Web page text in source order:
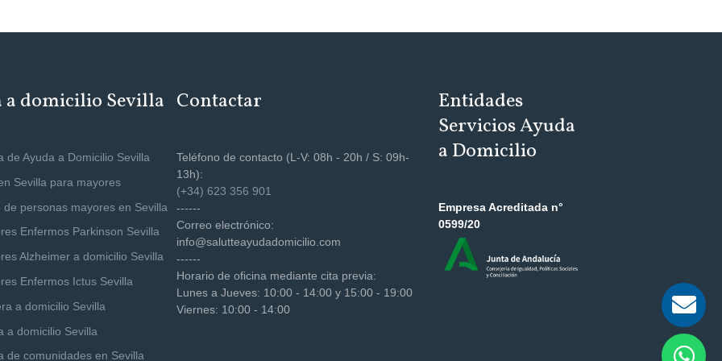
a domicilio Sevilla
de Ayuda a Domicilio Sevilla
Sevilla para mayores
de personas mayores en Sevilla
Enfermos Parkinson Sevilla
Alzheimer a domicilio Sevilla
Enfermos Ictus Sevilla
a domicilio Sevilla
a domicilio Sevilla
de comunidades en Sevilla
Contactar
Teléfono de contacto (L-V: 08h - 20h / S: 09h-
13h):
(+34) 623 356 901
------
Correo electrónico:
info@salutteayudadomicilio.com
------
Horario de oficina mediante cita previa:
Lunes a Jueves: 10:00 - 14:00 y 15:00 - 19:00
Viernes: 10:00 - 14:00
Entidades
Servicios Ayuda
a Domicilio
Empresa Acreditada n°
0599/20